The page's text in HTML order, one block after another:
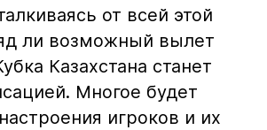
от всей этой
ли возможный вылет
Казахстана станет
Многое будет
игроков и их